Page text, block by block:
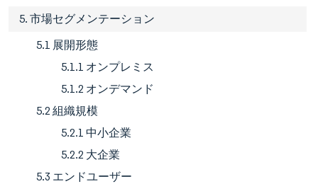
5. 市場セグメンテーション
5.1 展開形態
5.1.1 オンプレミス
5.1.2 オンデマンド
5.2 組織規模
5.2.1 中小企業
5.2.2 大企業
5.3 エンドユーザー